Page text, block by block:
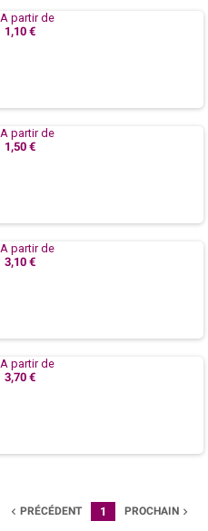
A partir de
1,10 €
A partir de
1,50 €
A partir de
3,10 €
A partir de
3,70 €
 PRÉCÉDENT 1 PROCHAIN 